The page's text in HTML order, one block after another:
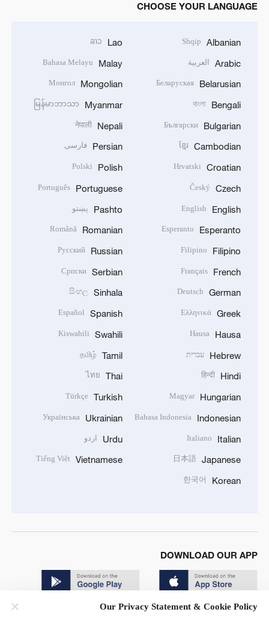
CHOOSE YOUR LANGUAGE
Albanian
Shqip
Arabic العربية
Belarusian
Беларуская
Bengali
বাংলা
Bulgarian
Български
Cambodian
ខ្មែរ
Croatian
Hrvatski
Czech
Český
English
English
Esperanto
Esperanto
Filipino
Filipino
French
Français
German
Deutsch
Greek
Ελληνικά
Hausa
Hausa
Hebrew עברית
Hindi
हिन्दी
Hungarian
Magyar
Indonesian
Bahasa Indonesia
Italian
Italiano
Japanese
日本語
Korean
한국어
Lao
ລາວ
Malay
Bahasa Melayu
Mongolian
Монгол
Myanmar
မြန်မာဘာသာ
Nepali
नेपाली
Persian فارسی
Polish
Polski
Portuguese
Português
Pashto پښتو
Romanian
Română
Russian
Русский
Serbian
Српски
Sinhala
සිංහල
Spanish
Español
Swahili
Kiswahili
Tamil
தமிழ்
Thai
ไทย
Turkish
Türkçe
Ukrainian
Українська
Urdu اردو
Vietnamese
Tiếng Việt
DOWNLOAD OUR APP
Our Privacy Statement & Cookie Policy